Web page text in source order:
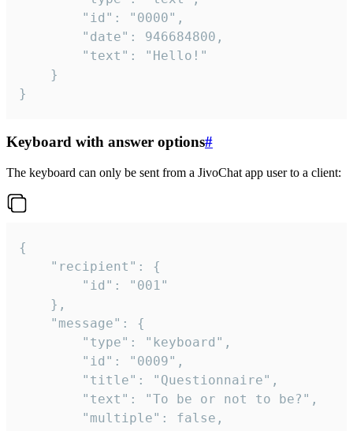
}
Keyboard with answer options#
The keyboard can only be sent from a JivoChat app user to a client:
{